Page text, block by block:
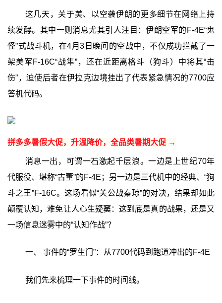
这几天，关于美、以空袭伊朗的更多细节在网络上持
续发酵。其中一则消息尤其引人注目：伊朗空军的F-4E“鬼
怪”式战斗机，在4月3日晚间的空战中，不仅成功拦截了一
架美军F-16C“战隼”，还在近距离格斗（狗斗）中将其“击
伤”，迫使后者在伊拉克边境挂出了代表紧急情况的7700应
答机代码。
拼多多暑假大促，升温降价，全品类暑期大促 →
消息一出，可谓一石激起千层浪。一边是上世纪70年
代服役、堪称“古董”的F-4E；另一边是三代机中的经典、“狗
斗之王”F-16C。这场看似“关公战秦琼”的对决，结果却如此
颠覆认知，难免让人心生疑窦：这到底是真的战果，还是又
一场信息迷雾中的“认知作战”？
一、 事件的“罗生门”：从7700代码到跑道冲出的F-4E
我们先来梳理一下事件的时间线。